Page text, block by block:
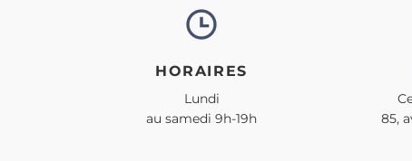
HORAIRES
Lundi
au samedi 9h-19h
85,